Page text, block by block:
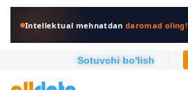
Intellektual mehnatdandaromad oling!
Sotuvchi bo'lish